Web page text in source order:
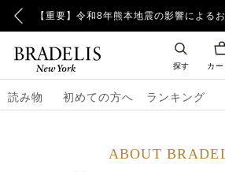
読み物 初めての方へ ランキング
カー
探す
ABOUT